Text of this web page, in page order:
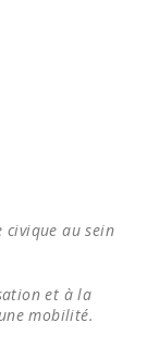
civique au sein
et à la
mobilité.